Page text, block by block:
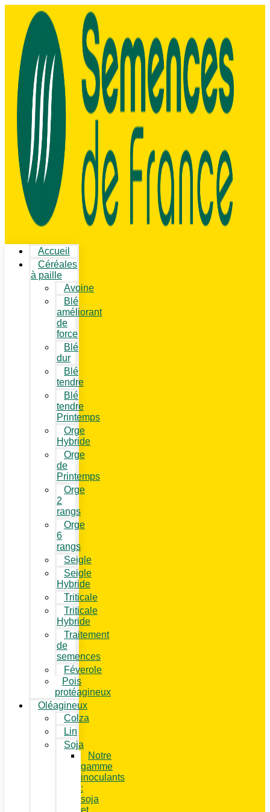
Accueil
Céréales
à paille
Avoine
Blé
améliorant
de
force
Blé
dur
Blé
tendre
Blé
tendre
Printemps
Orge
Hybride
Orge
de
Printemps
Orge
2
rangs
Orge
6
rangs
Seigle
Seigle
Hybride
Triticale
Triticale
Hybride
Traitement
de
semences
Féverole
Pois
protéagineux
Oléagineux
Colza
Lin
Soja
Notre
gamme
inoculants
:
soja
et